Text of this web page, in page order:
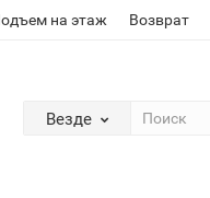
на этаж Возврат
Везде